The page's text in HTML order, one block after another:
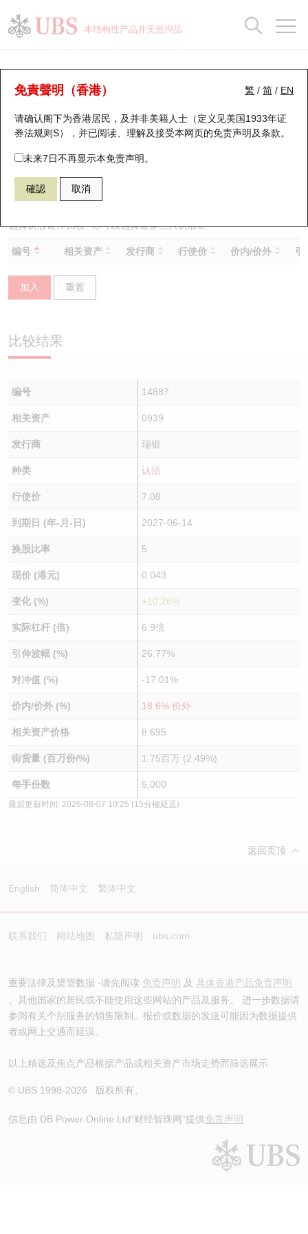
本结构性产品并无抵押品
繁 / 简 / EN
免責聲明（香港）
请确认阁下为香港居民，及并非美籍人士（定义见美国1933年证
券法规则S），并已阅读、理解及接受本网页的免责声明及条款。
未来7日不再显示本免责声明。
確認 取消
认股证分析仪
表现 街货统计 比较
14887 瑞银认沽 0939 建设银行
选择认股证作比较*你可以选择最多三只认股证
编号 相关资产 发行商 行使价 价内/价外 引
加入 重置
比较结果
编号 14887
相关资产 0939
发行商 瑞银
种类 认沽
行使价 7.08
到期日 (年-月-日) 2027-06-14
换股比率 5
现价 (港元) 0.043
变化 (%) +10.26%
实际杠杆 (倍) 6.9倍
引伸波幅 (%) 26.77%
对冲值 (%) -17.01%
价内/价外 (%) 18.6% 价外
相关资产价格 8.695
街货量 (百万份/%) 1.75百万 (2.49%)
每手份数 5,000
最后更新时间: 2026-08-07 10:25 (15分锺延迟)
返回页顶
English 简体中文 繁体中文
联系我们 网站地图 私隐声明 ubs.com
重要法律及槼管数据 -请先阅读 免责声明 及 具体香港产品免责声明
。其他国家的居民或不能使用这些网站的产品及服务。 进一步数据请
参阅有关个别服务的销售限制。报价或数据的发送可能因为数据提供
者或网上交通而延误。
以上精选及焦点产品根据产品或相关资产市场走势而筛选展示
© UBS 1998-2026 . 版权所有。
信息由 DB Power Online Ltd“财经智珠网”提供免责声明
瑞银认股证一览
新发行瑞银认股证
即将到期认股证
认股证到期结算价查找
认股证分析仪
认股证速算机
引伸波幅比较图
认股证文件及公告
认股证文件及公告 (瑞信)
街货统计
比较
牛熊全景快搜
牛熊证搜寻
牛熊证街货分布图
正股牛熊证列表
新发行瑞银牛熊证
已收回牛熊证剩余价值
即将到期牛熊证
牛熊证分析仪
牛熊证速算机
牛熊证文件及公告 (瑞信)
街货统计
比较
十大升幅/跌幅
十大认股证成交分布
十天股证占大市成交
资金流
街货统计
三十大平均引伸波幅
正股分析仪
二十大活跃股份
恒指成份股
国指成份股
科指成份股
相关资产沽空
业绩及经济日历
AH 股价对照
即市板块表现
收市竞价变化
持股比重
显示所有持股比重
每月轮证大市专题
轮证专栏
讲座及教育短片
认股证投资者教育
牛熊证投资者教育
认股证牛熊证常问问题